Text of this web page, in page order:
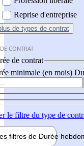
Reprise d'entreprise
de types de contrat
CONTRAT
de contrat
minimale (en mois)
le filtre du type de
filtres de Durée hebdo